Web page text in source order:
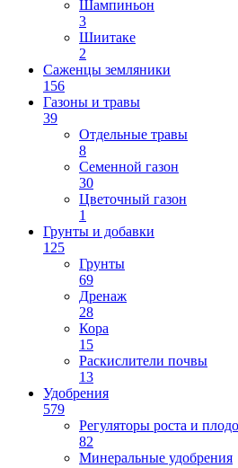
Шампиньон
3
Шиитаке
2
Саженцы земляники
156
Газоны и травы
39
Отдельные травы
8
Семенной газон
30
Цветочный газон
1
Грунты и добавки
125
Грунты
69
Дренаж
28
Кора
15
Раскислители почвы
13
Удобрения
579
Регуляторы роста и
82
Минеральные удобрения